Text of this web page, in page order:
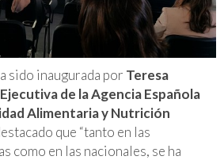
sido inaugurada por Teresa
de la Agencia Española
Alimentaria y Nutrición
que “tanto en las
como en las nacionales, se ha